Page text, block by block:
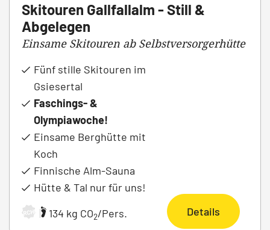
Skitouren Gallfallalm - Still &
Abgelegen
Einsame Skitouren ab Selbstversorgerhütte
Fünf stille Skitouren im
Gsiesertal
Faschings- &
Olympiawoche!
Einsame Berghütte mit
Koch
Finnische Alm-Sauna
Hütte & Tal nur für uns!
ARCHIV | 134 kg CO2/Pers. Details